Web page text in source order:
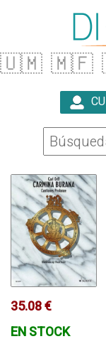
🇺🇲 🇲🇫
35.08 €
EN STOCK